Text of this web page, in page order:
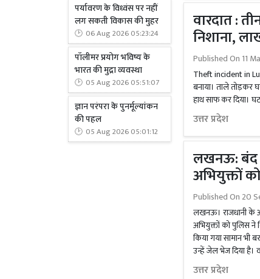
पर्यावरण के विध्वंस पर नहीं
लग सकती विकास की मुहर
06 Aug 2026 05:23:24
पॉलीमर प्रयोग भविष्य के
भारत की मुद्रा व्यवस्था
05 Aug 2026 05:51:07
ज्ञान परंपरा के पुनर्मूल्यांकन
की पहल
05 Aug 2026 05:01:12
वारदात :
निशाना,
Published On 11
Theft incident in
बनाया। ताले
हाथ साफ कर दिया।
उत्तर प्रदेश
लखनऊ: बंद
अभियुक्तों
Published On 20
लखनऊ। राजधानी के
अभियुक्तों को पुलिस
किया गया सामान भी
उन्हें जेल भेज दिया है।
उत्तर प्रदेश